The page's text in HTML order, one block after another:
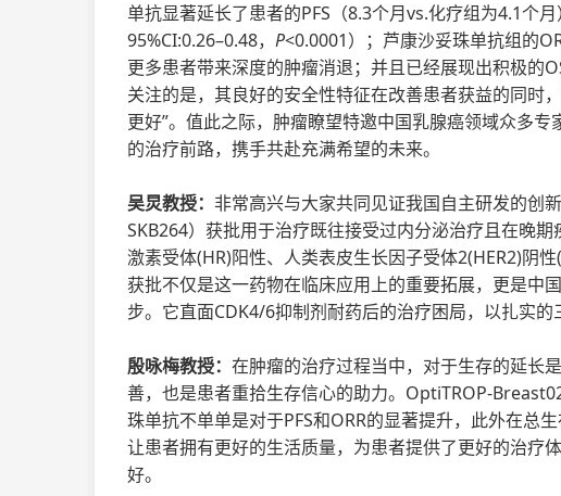
单抗显著延长了患者的PFS（8.3个月vs.化疗组为4.1个
95%CI:0.26–0.48， P<0.0001）；芦康沙妥珠单抗组的
更多患者带来深度的肿瘤消退；并且已经展现出积极的
关注的是，其良好的安全性特征在改善患者获益的同时
更好”。值此之际，肿瘤瞭望特邀中国乳腺癌领域众多
的治疗前路，携手共赴充满希望的未来。
吴炅教授： 非常高兴与大家共同见证我国自主研发的创
SKB264）获批用于治疗既往接受过内分泌治疗且在晚
激素受体(HR)阳性、人类表皮生长因子受体2(HER2)阴
获批不仅是这一药物在临床应用上的重要拓展，更是中
步。它直面CDK4/6抑制剂耐药后的治疗困局，以扎实
殷咏梅教授： 在肿瘤的治疗过程当中，对于生存的延长
善，也是患者重拾生存信心的助力。OptiTROP-
珠单抗不单单是对于PFS和ORR的显著提升，此外在总
让患者拥有更好的生活质量，为患者提供了更好的治疗
好。